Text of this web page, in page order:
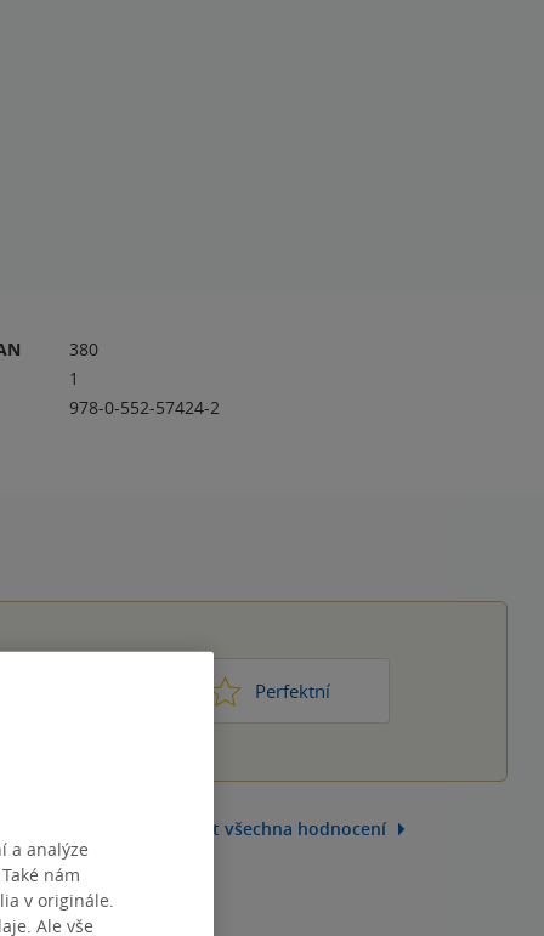
380
1
978-0-552-57424-2
Perfektní
Zobrazit všechna hodnocení
a analýze
nám
v originále.
Ale vše